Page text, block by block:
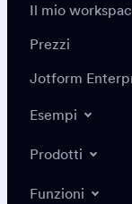
Il mio
Prezzi
Jotform
Esempi
Prodotti
Funzioni